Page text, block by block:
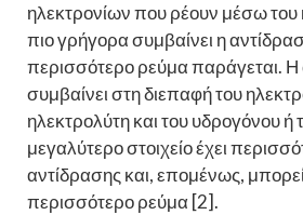
ηλεκτρονίων που ρέουν μέσω
πιο γρήγορα συμβαίνει η
περισσότερο ρεύμα παράγεται. Η
συμβαίνει στη διεπαφή του
ηλεκτρολύτη και του υδρογόνου
μεγαλύτερο στοιχείο έχει
αντίδρασης και, επομένως,
περισσότερο ρεύμα [2].